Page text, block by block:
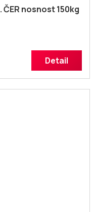
nosnost 150kg
Detail